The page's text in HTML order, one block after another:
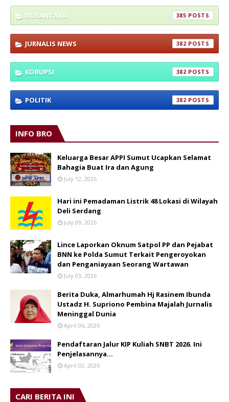
NUSANTARA 385
JURNALIS NEWS 382
KORUPSI 382
POLITIK 382
INFO BRO
Keluarga Besar APPI Sumut Ucapkan Selamat
Bahagia Buat Ira dan Agung
July 12, 2026
Hari ini Pemadaman Listrik 48 Lokasi di Wilayah
Deli Serdang
July 09, 2026
Lince Laporkan Oknum Satpol PP dan Pejabat
BNN ke Polda Sumut Terkait Pengeroyokan
dan Penganiayaan Seorang Wartawan
July 03, 2026
Berita Duka, Almarhumah Hj Rasinem Ibunda
Ustadz H. Supriono Pembina Majalah Jurnalis
Meninggal Dunia
April 06, 2026
Pendaftaran Jalur KIP Kuliah SNBT 2026. Ini
Penjelasannya…
April 02, 2026
CARI BERITA INI